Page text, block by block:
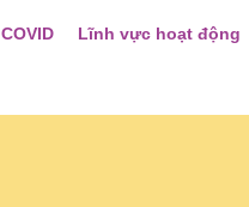
Lĩnh vực hoạt động